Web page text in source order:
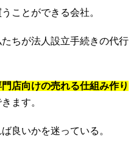
ことができる会社。
ちが法人設立手続きの代行
門店向けの売れる仕組み作り
ます。
良いかを迷っている。